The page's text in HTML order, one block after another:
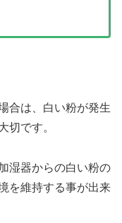
合は、白い粉が発生
切です。
湿器からの白い粉の
を維持する事が出来